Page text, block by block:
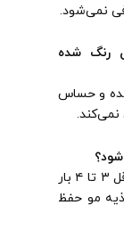
نمی‌شود.
رنگ شده
و حساس
برای موهای خشک، استفاده روزانه یا حداقل ۳ تا ۴ بار
مو حفظ